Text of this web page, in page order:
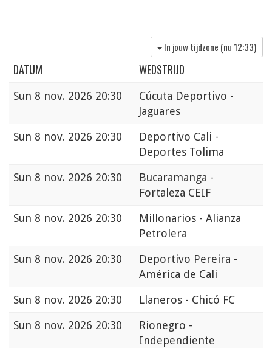
In jouw tijdzone (nu 12:33)
DATUM WEDSTRIJD
Sun 8 nov. 2026 20:30
Cúcuta Deportivo -
Jaguares
Sun 8 nov. 2026 20:30
Deportivo Cali -
Deportes Tolima
Sun 8 nov. 2026 20:30
Bucaramanga -
Fortaleza CEIF
Sun 8 nov. 2026 20:30
Millonarios - Alianza
Petrolera
Sun 8 nov. 2026 20:30
Deportivo Pereira -
América de Cali
Sun 8 nov. 2026 20:30
Llaneros - Chicó FC
Sun 8 nov. 2026 20:30
Rionegro -
Independiente